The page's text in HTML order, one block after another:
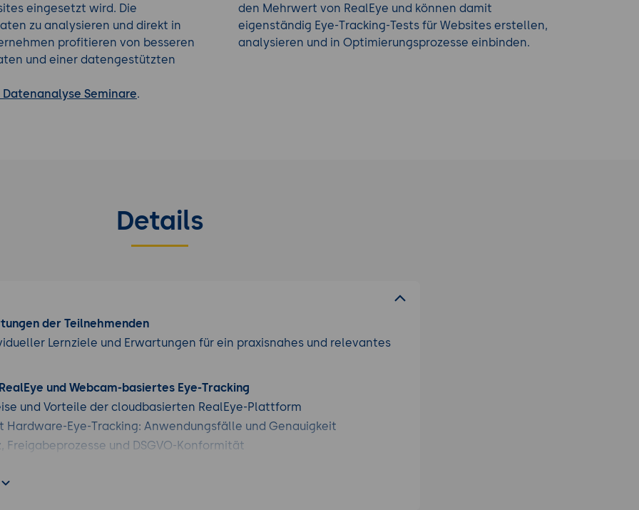
eingesetzt wird. Die
zu analysieren und direkt in
profitieren von besseren
und einer datengestützten
Seminare.
den Mehrwert von RealEye und können damit
eigenständig Eye-Tracking-Tests für Websites erstellen,
analysieren und in Optimierungsprozesse einbinden.
Details
der Teilnehmenden
Lernziele und Erwartungen für ein praxisnahes und relevantes
und Webcam-basiertes Eye-Tracking
und Vorteile der cloudbasierten RealEye-Plattform
Hardware-Eye-Tracking: Anwendungsfälle und Genauigkeit
Freigabeprozesse und DSGVO-Konformität